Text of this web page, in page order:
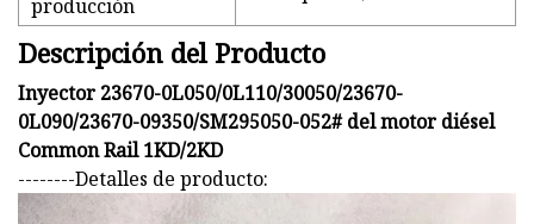
producción
Descripción del Producto
Inyector 23670-0L050/0L110/30050/23670-
0L090/23670-09350/SM295050-052# del motor diésel
Common Rail 1KD/2KD
--------Detalles de producto: